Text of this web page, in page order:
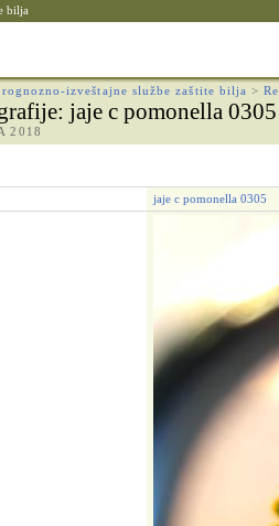
bilja
izveštajne službe zaštite bilja >
: jaje c pomonella 0305
2018
jaje c pomonella 0305